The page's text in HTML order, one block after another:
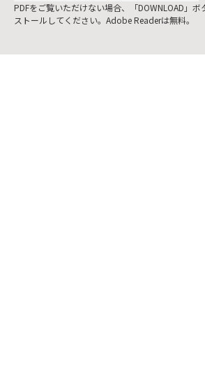
PDFをご覧いただけない場合、「DOWNLOAD」
ストールしてください。Adobe Readerは無料。